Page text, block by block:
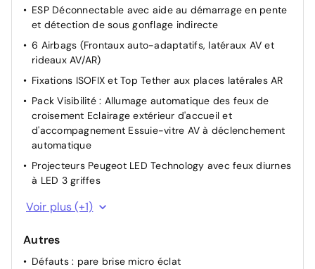
ESP Déconnectable avec aide au démarrage en pente
et détection de sous gonflage indirecte
6 Airbags (Frontaux auto-adaptatifs, latéraux AV et
rideaux AV/AR)
Fixations ISOFIX et Top Tether aux places latérales AR
Pack Visibilité : Allumage automatique des feux de
croisement Eclairage extérieur d'accueil et
d'accompagnement Essuie-vitre AV à déclenchement
automatique
Projecteurs Peugeot LED Technology avec feux diurnes
à LED 3 griffes
ABS
Voir plus (+1)
Autres
Défauts : pare brise micro éclat